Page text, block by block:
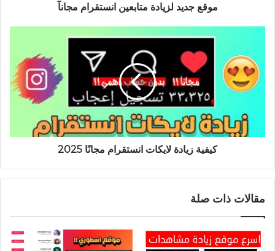
موقع جديد لزيادة متابعين انستقرام مجانآ
كيفية زيادة لايكات انستقرام مجانًا 2025
مقالات ذات صلة